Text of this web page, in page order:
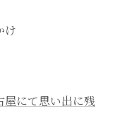
け
屋にて思い出に残